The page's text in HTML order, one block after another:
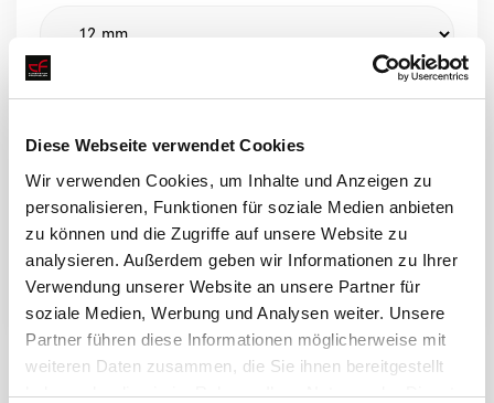
Diese Webseite verwendet Cookies
Wir verwenden Cookies, um Inhalte und Anzeigen zu
personalisieren, Funktionen für soziale Medien anbieten
zu können und die Zugriffe auf unsere Website zu
analysieren. Außerdem geben wir Informationen zu Ihrer
Verwendung unserer Website an unsere Partner für
soziale Medien, Werbung und Analysen weiter. Unsere
Partner führen diese Informationen möglicherweise mit
weiteren Daten zusammen, die Sie ihnen bereitgestellt
haben oder die sie im Rahmen Ihrer Nutzung der Dienste
Maße D
Ein Angebot anfragen